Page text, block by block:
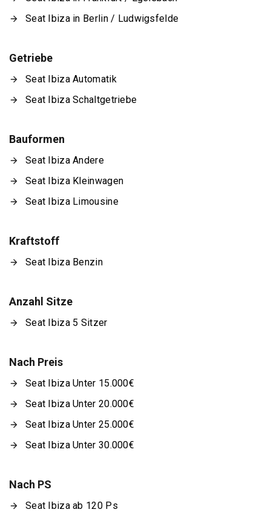
Seat Ibiza in Berlin / Ludwigsfelde
Getriebe
Seat Ibiza Automatik
Seat Ibiza Schaltgetriebe
Bauformen
Seat Ibiza Andere
Seat Ibiza Kleinwagen
Seat Ibiza Limousine
Kraftstoff
Seat Ibiza Benzin
Anzahl Sitze
Seat Ibiza 5 Sitzer
Nach Preis
Seat Ibiza Unter 15.000€
Seat Ibiza Unter 20.000€
Seat Ibiza Unter 25.000€
Seat Ibiza Unter 30.000€
Nach PS
Seat Ibiza ab 120 Ps